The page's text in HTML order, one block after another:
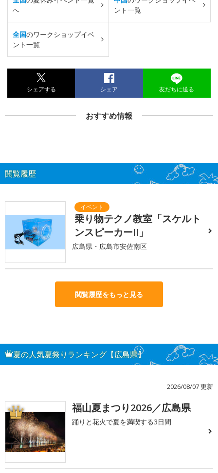
へ
ント一覧
全国のワークショップイベ
ント一覧
シェアする シェア 友だちに送る
おすすめ情報
閲覧履歴
乗り物テクノ教室「スケルト
ンスピーカーII」
広島県・広島市安佐南区
閲覧履歴をもっと見る
夏の人気夏祭りランキング【広島県】
2026/08/07 更新
1 福山夏まつり2026／広島県
踊りと花火で夏を満喫する3日間